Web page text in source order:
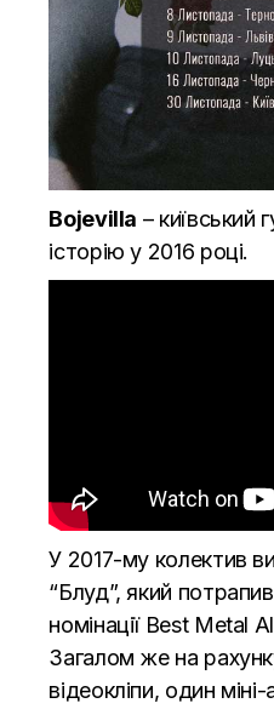
Bojevilla – київський
історію у 2016 році.
У 2017-му колектив
“Блуд”, який
номінації Best Metal
Загалом же на
відеокліпи, один